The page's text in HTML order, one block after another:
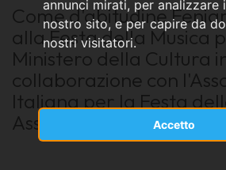
annunci mirati, per analizzare
nostro sito, e per capire da
nostri visitatori.
Accetto
Come d'abitudine
alla Festa della Musica
Ministero della Cultura
collaborazione con
Italiana per la Festa
Associazioni Regionali